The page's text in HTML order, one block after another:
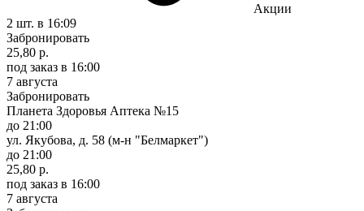
Акции
2 шт. в 16:09
Забронировать
25,80 р.
под заказ в 16:00
7 августа
Забронировать
Планета Здоровья Аптека №15
до 21:00
ул. Якубова, д. 58 (м-н "Белмаркет")
до 21:00
25,80 р.
под заказ в 16:00
7 августа